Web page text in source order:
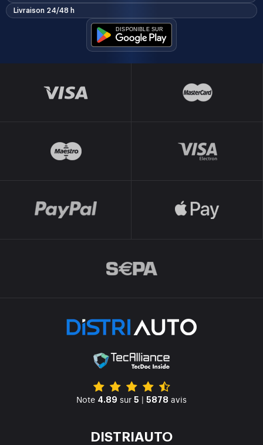
Livraison 24/48 h
Note 4.89 sur 5 | 5878 avis
DISTRIAUTO